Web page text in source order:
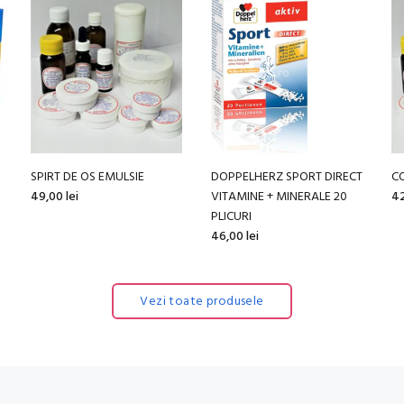
GEL RELAXANT CU SPANZ 70
GR
STRATAMED GEL 20 G
208,00 lei
Vezi toate produsele